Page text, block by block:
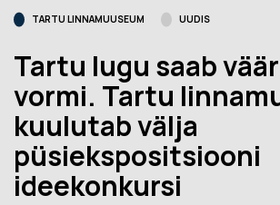
TARTU LINNAMUUSEUM UUDIS
Tartu lugu saab
vormi. Tartu
kuulutab välja
püsiekspositsiooni
ideekonkursi